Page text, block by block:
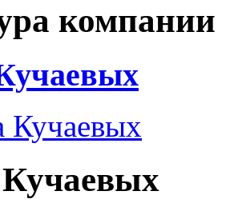
компании
Кучаевых